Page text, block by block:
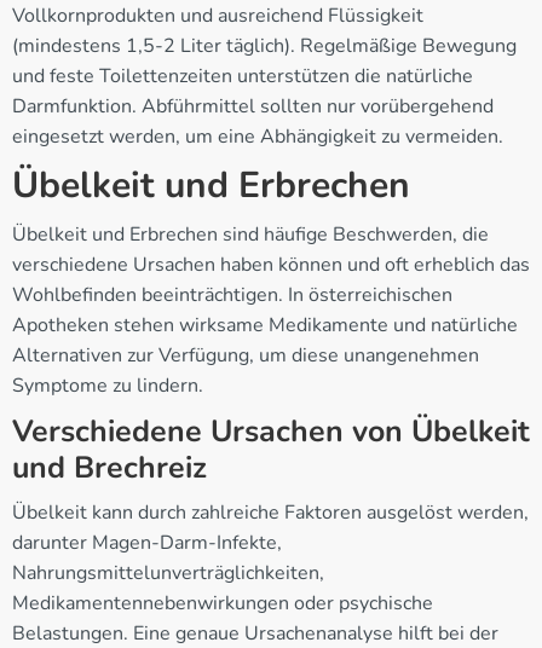
Vollkornprodukten und ausreichend Flüssigkeit
(mindestens 1,5-2 Liter täglich). Regelmäßige Bewegung
und feste Toilettenzeiten unterstützen die natürliche
Darmfunktion. Abführmittel sollten nur vorübergehend
eingesetzt werden, um eine Abhängigkeit zu vermeiden.
Übelkeit und Erbrechen
Übelkeit und Erbrechen sind häufige Beschwerden, die
verschiedene Ursachen haben können und oft erheblich das
Wohlbefinden beeinträchtigen. In österreichischen
Apotheken stehen wirksame Medikamente und natürliche
Alternativen zur Verfügung, um diese unangenehmen
Symptome zu lindern.
Verschiedene Ursachen von Übelkeit
und Brechreiz
Übelkeit kann durch zahlreiche Faktoren ausgelöst werden,
darunter Magen-Darm-Infekte,
Nahrungsmittelunverträglichkeiten,
Medikamentennebenwirkungen oder psychische
Belastungen. Eine genaue Ursachenanalyse hilft bei der